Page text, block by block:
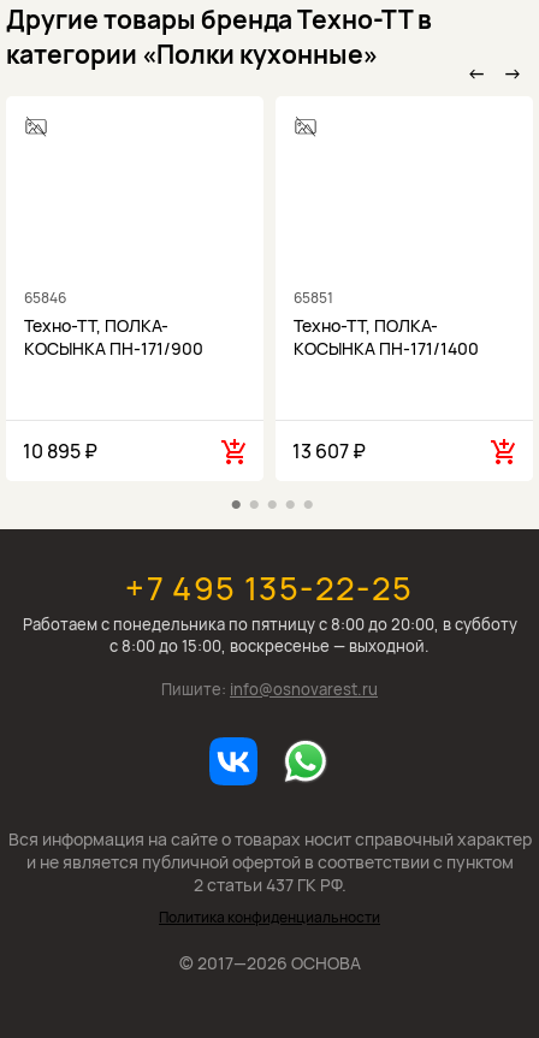
Другие товары бренда Техно-ТТ в
категории «Полки кухонные»
←
65846
Техно-ТТ, ПОЛКА-
КОСЫНКА ПН-171/900
10 895 ₽
65851
Техно-ТТ, ПОЛКА-
КОСЫНКА ПН-171/1400
13 607 ₽
→
Вся информация на сайте о товарах носит справочный характер
и не является публичной офертой в соответствии с пунктом
2 статьи 437 ГК РФ.
Политика конфиденциальности
© 2017—2026 ОСНОВА
+7 495 135-22-25
Работаем c понедельника по пятницу с 8:00 до 20:00, в субботу
с 8:00 до 15:00, воскресенье — выходной.
Пишите: info@osnovarest.ru